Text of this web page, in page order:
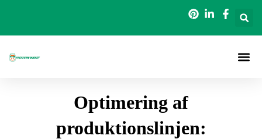
indholdet
Optimering af
produktionslinjen: